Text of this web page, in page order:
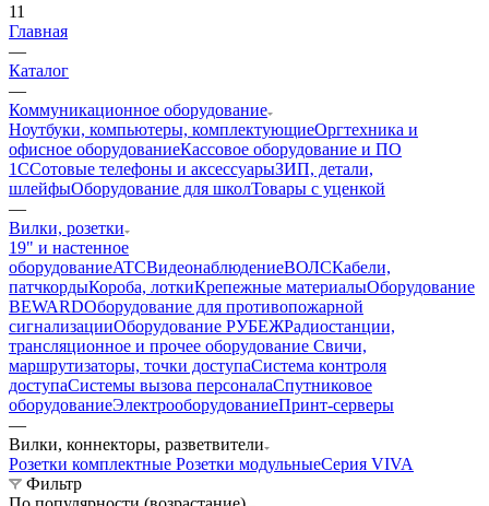
11
Главная
—
Каталог
—
Коммуникационное оборудование
Ноутбуки, компьютеры, комплектующиеОргтехника и
офисное оборудованиеКассовое оборудование и ПО
1ССотовые телефоны и аксессуарыЗИП, детали,
шлейфыОборудование для школТовары с уценкой
—
Вилки, розетки
19" и настенное
оборудованиеATCВидеонаблюдениеВОЛСКабели,
патчкордыКороба, лоткиКрепежные материалыОборудование
BEWARDОборудование для противопожарной
сигнализацииОборудование РУБЕЖРадиостанции,
трансляционное и прочее оборудование Свичи,
маршрутизаторы, точки доступаСистема контроля
доступаСистемы вызова персоналаСпутниковое
оборудованиеЭлектрооборудованиеПринт-серверы
—
Вилки, коннекторы, разветвители
Розетки комплектные Розетки модульныеСерия VIVA
Фильтр